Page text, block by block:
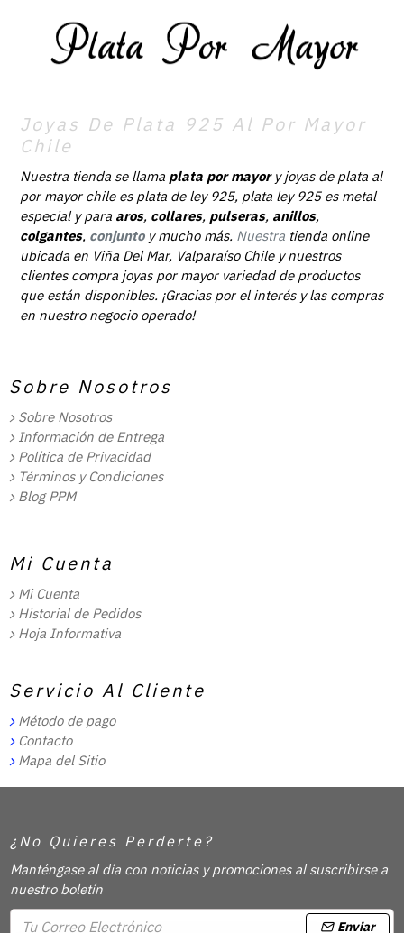
Joyas De Plata 925 Al Por Mayor
Chile
Nuestra tienda se llama plata por mayory joyas de plata al
por mayor chile es plata de ley 925, plata ley 925 es metal
especial y para aros, collares, pulseras, anillos,
colgantes, conjunto y mucho más. Nuestra tienda online
ubicada en Viña Del Mar, Valparaíso Chile y nuestros
clientes compra joyas por mayor variedad de productos
que están disponibles. ¡Gracias por el interés y las compras
en nuestro negocio operado!
Sobre Nosotros
Sobre Nosotros
Información de Entrega
Política de Privacidad
Términos y Condiciones
Blog PPM
Mi Cuenta
Mi Cuenta
Historial de Pedidos
Hoja Informativa
Servicio Al Cliente
Método de pago
Contacto
Mapa del Sitio
¿No Quieres Perderte?
Manténgase al día con noticias y promociones al suscribirse a
nuestro boletín
Enviar